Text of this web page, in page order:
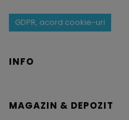
GDPR, acord cookie-uri
INFO
MAGAZIN & DEPOZIT